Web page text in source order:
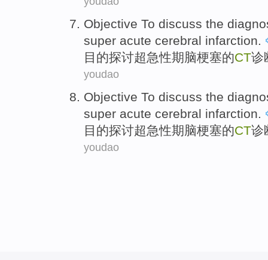
Objective To discuss the
super acute cerebral infarction.
目的探讨超急性期脑梗塞的CT诊
youdao
Objective To discuss the
super acute cerebral infarction
目的探讨超急性期 脑梗塞的CT诊
youdao